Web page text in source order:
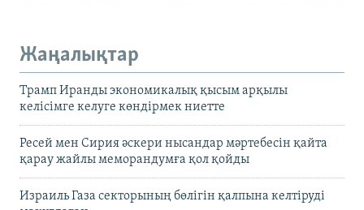
Жаңалықтар
Трамп Иранды экономикалық қысым арқылы
келісімге келуге көндірмек ниетте
Ресей мен Сирия әскери нысандар мәртебесін қайта
қарау жайлы меморандумға қол қойды
Израиль Газа секторының бөлігін қалпына келтіруді